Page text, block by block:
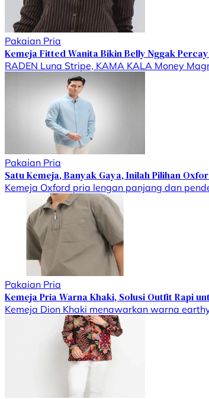
Pakaian Pria
Kemeja Fitted Wanita Bikin Belly Nggak
RADEN Luna Stripe, KAMA KALA Money
Pakaian Pria
Satu Kemeja, Banyak Gaya, Inilah Pilihan
Kemeja Oxford pria lengan panjang dan
Pakaian Pria
Kemeja Pria Warna Khaki, Solusi Outfit Rapi
Kemeja Dion Khaki menawarkan warna